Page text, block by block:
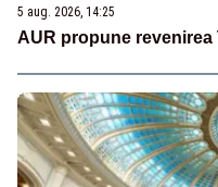
5 aug. 2026, 14:25
AUR propune revenirea